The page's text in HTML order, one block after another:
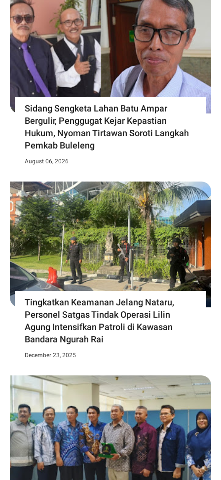
Sidang Sengketa Lahan Batu Ampar
Bergulir, Penggugat Kejar Kepastian
Hukum, Nyoman Tirtawan Soroti Langkah
Pemkab Buleleng
August 06, 2026
Tingkatkan Keamanan Jelang Nataru,
Personel Satgas Tindak Operasi Lilin
Agung Intensifkan Patroli di Kawasan
Bandara Ngurah Rai
December 23, 2025